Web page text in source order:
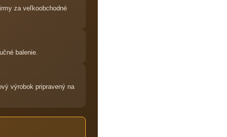
za veľkoobchodné
balenie.
výrobok pripravený na